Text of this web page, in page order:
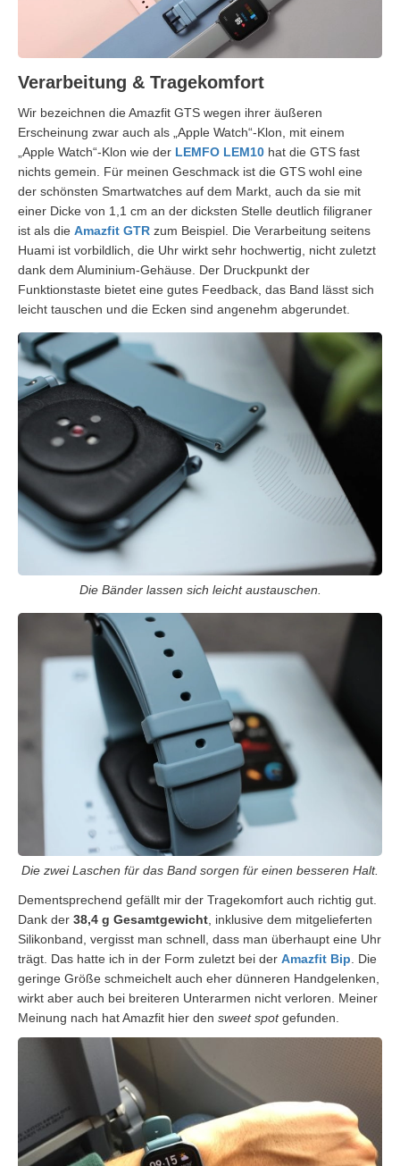
Verarbeitung & Tragekomfort
Wir bezeichnen die Amazfit GTS wegen ihrer äußeren
Erscheinung zwar auch als „Apple Watch“-Klon, mit einem
„Apple Watch“-Klon wie der LEMFO LEM10 hat die GTS fast
nichts gemein. Für meinen Geschmack ist die GTS wohl eine
der schönsten Smartwatches auf dem Markt, auch da sie mit
einer Dicke von 1,1 cm an der dicksten Stelle deutlich filigraner
ist als die Amazfit GTR zum Beispiel. Die Verarbeitung seitens
Huami ist vorbildlich, die Uhr wirkt sehr hochwertig, nicht zuletzt
dank dem Aluminium-Gehäuse. Der Druckpunkt der
Funktionstaste bietet eine gutes Feedback, das Band lässt sich
leicht tauschen und die Ecken sind angenehm abgerundet.
Die Bänder lassen sich leicht austauschen.
Die zwei Laschen für das Band sorgen für einen besseren Halt.
Dementsprechend gefällt mir der Tragekomfort auch richtig gut.
Dank der 38,4 g Gesamtgewicht , inklusive dem mitgelieferten
Silikonband, vergisst man schnell, dass man überhaupt eine Uhr
trägt. Das hatte ich in der Form zuletzt bei der Amazfit Bip . Die
geringe Größe schmeichelt auch eher dünneren Handgelenken,
wirkt aber auch bei breiteren Unterarmen nicht verloren. Meiner
Meinung nach hat Amazfit hier den sweet spotgefunden.